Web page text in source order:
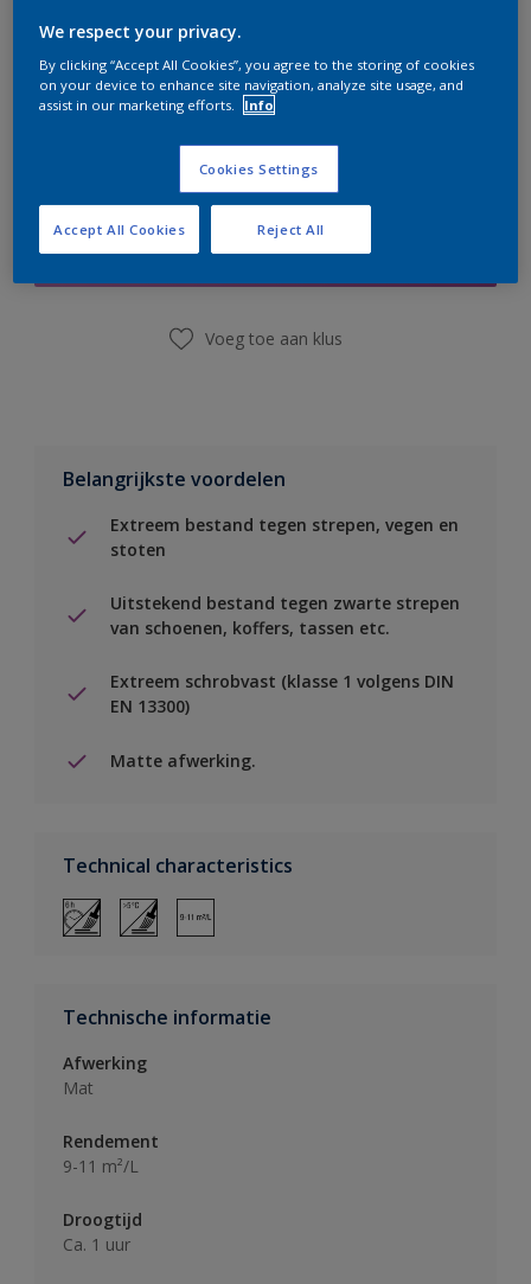
er hard aan om de voorraad aan te vullen.
Boodschappenlijst
Vind een winkel
Voeg toe aan klus
Belangrijkste voordelen
Extreem bestand tegen strepen, vegen en
stoten
Uitstekend bestand tegen zwarte strepen
van schoenen, koffers, tassen etc.
Extreem schrobvast (klasse 1 volgens DIN
EN 13300)
Matte afwerking.
Technical characteristics
Technische informatie
Afwerking
Mat
Rendement
9-11 m²/L
Droogtijd
Ca. 1 uur
We respect your privacy.
By clicking “Accept All Cookies”, you agree to the storing of cookies
on your device to enhance site navigation, analyze site usage, and
assist in our marketing efforts.
Info
Cookies Settings
Reject All
Accept All Cookies